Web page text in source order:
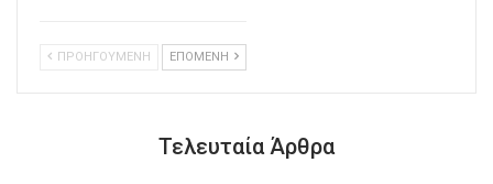
ΠΡΟΗΓΟΥΜΕΝΗ ΕΠΟΜΕΝΗ
Τελευταία Άρθρα